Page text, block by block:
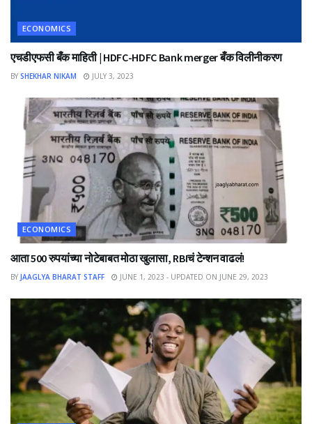
ECONOMICS
एचडीएफसी बँक माहिती | HDFC-HDFC Bank merger बँक विलीनीकरण
BY SHEKHAR NIKAM JULY 3, 2023
ECONOMICS
आता 500 रुपयांच्या नोटेबाबत मोठा खुलासा, RBIचं टेन्शन वाढलं!
BY JAAGLYA BHARAT STAFF JUNE 1, 2023 - UPDATED ON JUNE 29, 2023